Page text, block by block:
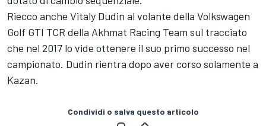
Riecco anche Vitaly Dudin al volante della Volkswagen
Golf GTI TCR della Akhmat Racing Team sul tracciato
che nel 2017 lo vide ottenere il suo primo successo nel
campionato. Dudin rientra dopo aver corso solamente a
Kazan.
Condividi o salva questo articolo